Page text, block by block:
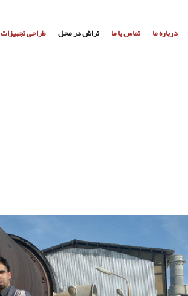
درباره ما تماس با ما تراش در محل طراحی تجهیزات